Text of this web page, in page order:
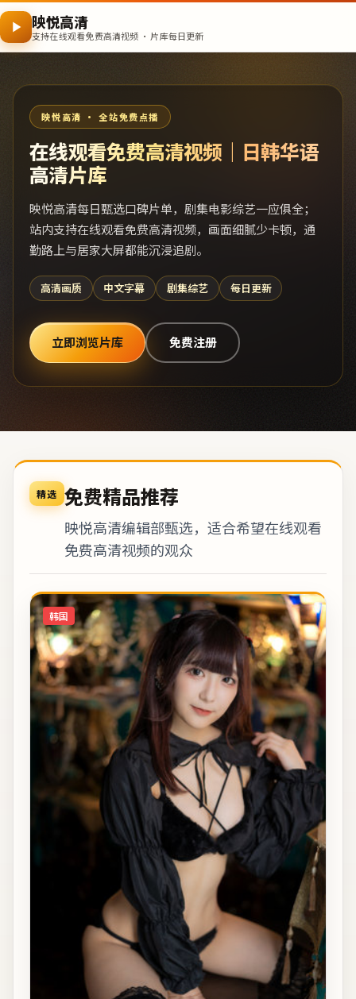
映悦高清
支持在线观看免费高清视频 · 片库每日更新
映悦高清 · 全站免费点播
在线观看免费高清视频｜日韩华语
高清片库
映悦高清每日甄选口碑片单，剧集电影综艺一应俱全；
站内支持在线观看免费高清视频，画面细腻少卡顿，通
勤路上与居家大屏都能沉浸追剧。
高清画质 中文字幕 剧集综艺 每日更新
立即浏览片库 免费注册
精选 免费精品推荐
映悦高清编辑部甄选，适合希望在线观看
免费高清视频的观众
韩国